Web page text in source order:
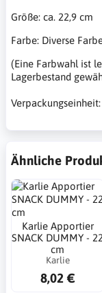
Größe: ca. 22,9 cm
Farbe: Diverse
(Eine Farbwahl ist
Lagerbestand
Verpackungseinheit:
Ähnliche
Karlie Apportier
SNACK DUMMY - 22
cm
Karlie
8,02 €